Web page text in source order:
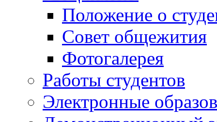
Положение о
Совет общежития
Фотогалерея
Работы студентов
Электронные